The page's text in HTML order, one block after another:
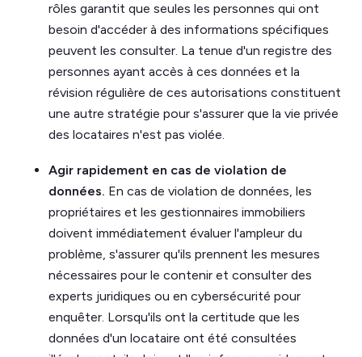
rôles garantit que seules les personnes qui ont
besoin d'accéder à des informations spécifiques
peuvent les consulter. La tenue d'un registre des
personnes ayant accès à ces données et la
révision régulière de ces autorisations constituent
une autre stratégie pour s'assurer que la vie privée
des locataires n'est pas violée.
Agir rapidement en cas de violation de
données. En cas de violation de données, les
propriétaires et les gestionnaires immobiliers
doivent immédiatement évaluer l'ampleur du
problème, s'assurer qu'ils prennent les mesures
nécessaires pour le contenir et consulter des
experts juridiques ou en cybersécurité pour
enquêter. Lorsqu'ils ont la certitude que les
données d'un locataire ont été consultées